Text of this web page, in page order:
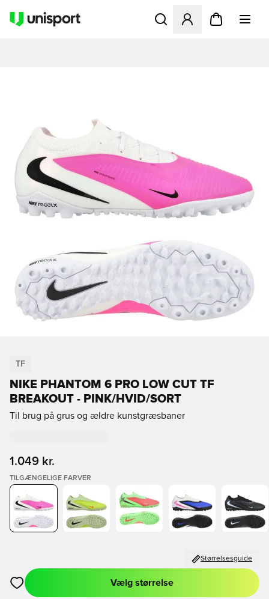
Åbner en Modal til at
TF
NIKE PHANTOM 6 PRO LOW CUT TF
BREAKOUT - PINK/HVID/SORT
Til brug på grus og ældre kunstgræsbaner
1.049 kr.
TILGÆNGELIGE FARVER
Størrelsesguide
Åbner en Modal til at logge ind eller tilmelde dig som medlem
Vælg størrelse